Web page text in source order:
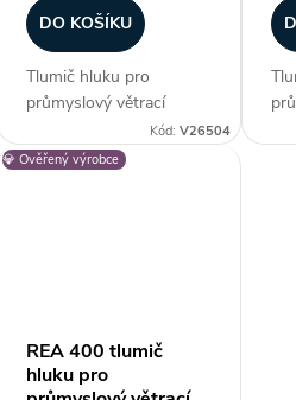
DO KOŠÍKU
Tlumič hluku pro
průmyslový větrací
systém Alteko TERNO-
S. Vhodný pro systém
Kód: V26504
💎 Ověřený výrobce
REA 400 tlumič
hluku pro